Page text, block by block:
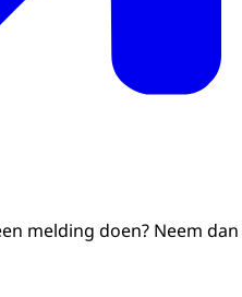
melding doen? Neem dan